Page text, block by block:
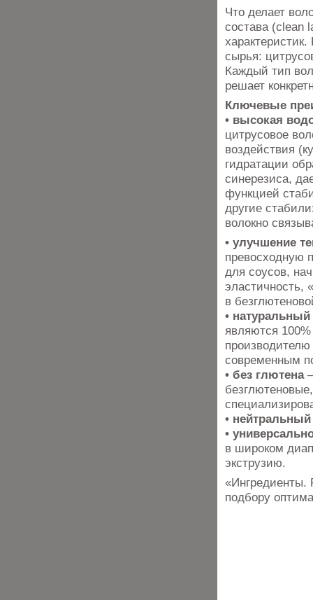
Что делает
состава (clean
сырья:
Каждый тип
решает
Ключевые
• высокая
цитрусовое
воздействия
гидратации
синерезиса,
функцией
другие
волокно
• улучшение
превосходную
для соусов,
эластичность,
в
•
являются
производителю
современным
• без глютена–
•
•
в широком
экструзию.
«Ингредиенты.
подбору